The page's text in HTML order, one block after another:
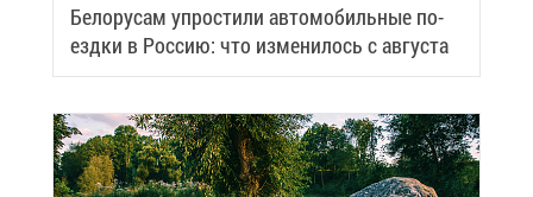
Бе­ло­ру­сам упро­сти­ли ав­то­мо­биль­ные по­
езд­ки в Рос­сию: что из­ме­ни­лось с ав­гу­ста